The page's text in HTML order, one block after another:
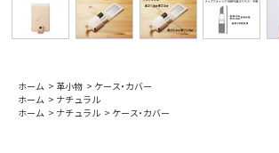
ホーム > 革小物 > ケース・カバー
ホーム > ナチュラル
ホーム > ナチュラル > ケース・カバー